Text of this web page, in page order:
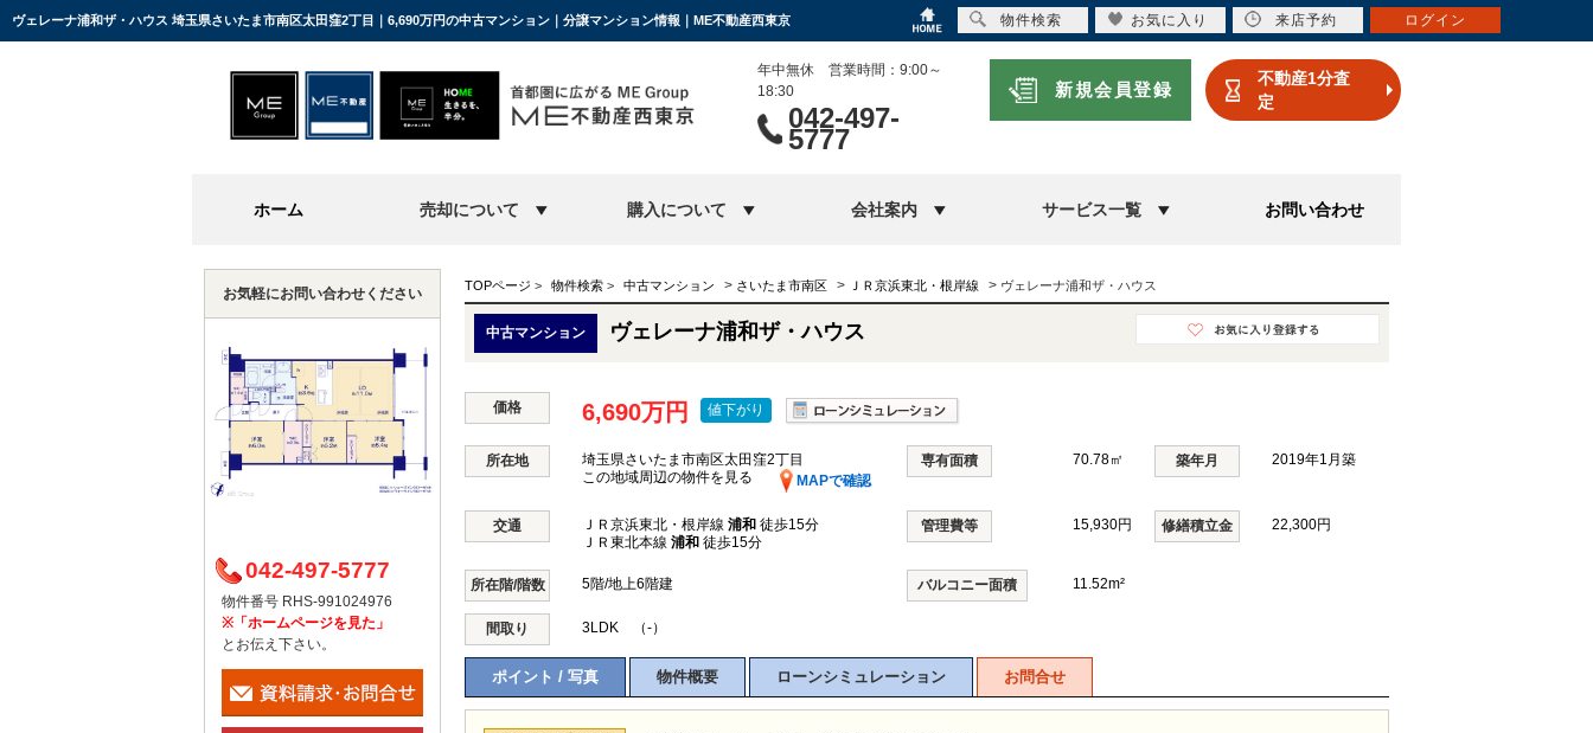
ヴェレーナ浦和ザ・ハウス 埼玉県さいたま市南区太田窪2丁目｜6,690万円の中古マンション｜分譲マンション情報｜ME不動産西東京
年中無休 営業時間：9:00～
18:30
042-497-
5777
新規会員登録
不動産1分査
定
ホーム 売却について 購入について 会社案内 サービス一覧 お問い合わせ
TOPページ > 物件検索 > 中古マンション > さいたま市南区 > ＪＲ京浜東北・根岸線 > ヴェレーナ浦和ザ・ハウス
中古マンション ヴェレーナ浦和ザ・ハウス
価格 6,690万円 値下がり
所在地
埼玉県さいたま市南区太田窪2丁目
MAPで確認
この地域周辺の物件を見る
専有面積 70.78㎡ 築年月 2019年1月築
交通 ＪＲ京浜東北・根岸線 浦和 徒歩15分
ＪＲ東北本線 浦和 徒歩15分
管理費等 15,930円 修繕積立金 22,300円
所在階/階数 5階/地上6階建 バルコニー面積 11.52m²
間取り 3LDK （-）
ポイント / 写真 物件概要 ローンシミュレーション お問合せ
お気軽にお問い合わせください
042-497-5777
物件番号 RHS-991024976
※「ホームページを見た」
とお伝え下さい。
物件検索 お気に入り 来店予約 ログイン